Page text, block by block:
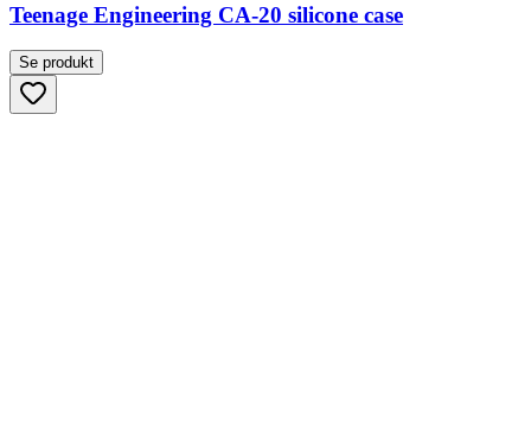
Teenage Engineering CA-20 silicone case
Se produkt